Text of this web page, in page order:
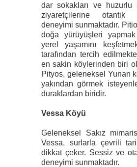
dar sokakları ve huzurlu
ziyaretçilerine otantik
deneyimi sunmaktadır.
doğa yürüyüşleri
yerel yaşamını
tarafından tercih
en sakin köylerinden biri
Pityos, geleneksel Yunan
yakından görmek
duraklardan biridir.
Vessa Köyü
Geleneksel Sakız
Vessa, surlarla çevrili
dikkat çeker. Sessiz ve
deneyimi sunmaktadır.